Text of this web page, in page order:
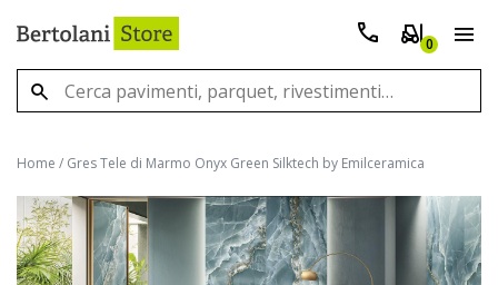
0
Home / Gres Tele di Marmo Onyx Green Silktech by Emilceramica